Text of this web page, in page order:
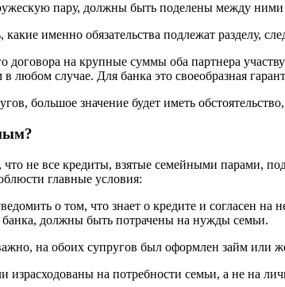
пару, должны быть поделены между
именно обязательства подлежат разделу,
договора на крупные суммы оба партнера
в любом случае. Для банка это своеобразная
большое значение будет иметь
не все кредиты, взятые семейными парами,
главные условия:
о том, что знает о кредите и согласен на
должны быть потрачены на нужды семьи.
на обоих супругов был оформлен займ или
израсходованы на потребности семьи, а не на